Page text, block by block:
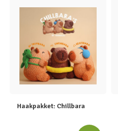
Haakpakket: Chillbara